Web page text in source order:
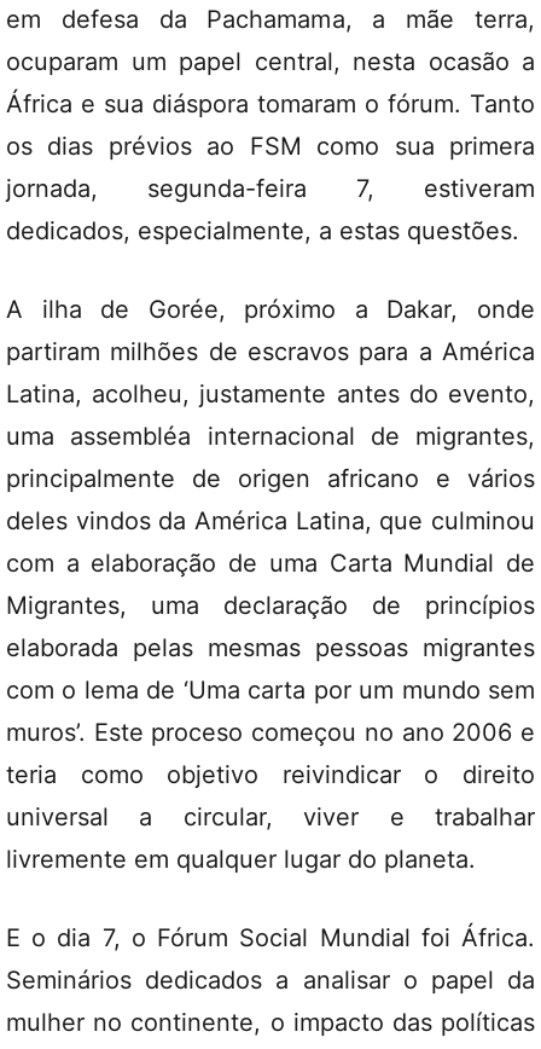
em defesa da Pachamama, a mãe terra,
ocuparam um papel central, nesta ocasão a
África e sua diáspora tomaram o fórum. Tanto
os dias prévios ao FSM como sua primera
jornada, segunda-feira 7, estiveram
dedicados, especialmente, a estas questões.
A ilha de Gorée, próximo a Dakar, onde
partiram milhões de escravos para a América
Latina, acolheu, justamente antes do evento,
uma assembléa internacional de migrantes,
principalmente de origen africano e vários
deles vindos da América Latina, que culminou
com a elaboração de uma Carta Mundial de
Migrantes, uma declaração de princípios
elaborada pelas mesmas pessoas migrantes
com o lema de ‘Uma carta por um mundo sem
muros’. Este proceso começou no ano 2006 e
teria como objetivo reivindicar o direito
universal a circular, viver e trabalhar
livremente em qualquer lugar do planeta.
E o dia 7, o Fórum Social Mundial foi África.
Seminários dedicados a analisar o papel da
mulher no continente, o impacto das políticas